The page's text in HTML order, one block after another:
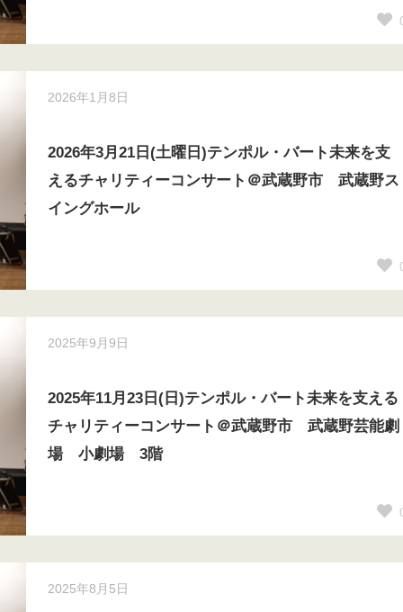
2026年1月8日
2026年3月21日(土曜日)テンポル・バート未来を支
えるチャリティーコンサート＠武蔵野市 武蔵野ス
イングホール
2025年9月9日
2025年11月23日(日)テンポル・バート未来を支える
チャリティーコンサート＠武蔵野市 武蔵野芸能劇
場 小劇場 3階
2025年8月5日